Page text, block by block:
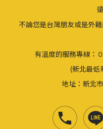
不論您是台灣朋友或是外
有溫度的服務專線：
(新北最
地址：新北